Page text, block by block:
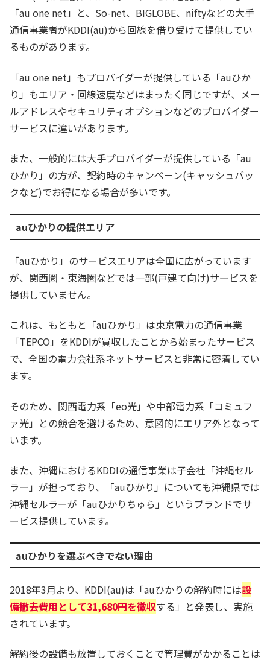
「au one net」と、So-net、BIGLOBE、niftyなどの大手
通信事業者がKDDI(au)から回線を借り受けて提供してい
るものがあります。
「au one net」もプロバイダーが提供している「auひか
り」もエリア・回線速度などはまったく同じですが、メー
ルアドレスやセキュリティオプションなどのプロバイダー
サービスに違いがあります。
また、一般的には大手プロバイダーが提供している「au
ひかり」の方が、契約時のキャンペーン(キャッシュバッ
クなど)でお得になる場合が多いです。
auひかりの提供エリア
「auひかり」のサービスエリアは全国に広がっています
が、関西圏・東海圏などでは一部(戸建て向け)サービスを
提供していません。
これは、もともと「auひかり」は東京電力の通信事業
「TEPCO」をKDDIが買収したことから始まったサービス
で、全国の電力会社系ネットサービスと非常に密着してい
ます。
そのため、関西電力系「eo光」や中部電力系「コミュフ
ァ光」との競合を避けるため、意図的にエリア外となって
います。
また、沖縄におけるKDDIの通信事業は子会社「沖縄セル
ラー」が担っており、「auひかり」についても沖縄県では
沖縄セルラーが「auひかりちゅら」というブランドでサ
ービス提供しています。
auひかりを選ぶべきでない理由
2018年3月より、KDDI(au)は「auひかりの解約時には設
備撤去費用として31,680円を徴収する」と発表し、実施
されています。
解約後の設備も放置しておくことで管理費がかかることは